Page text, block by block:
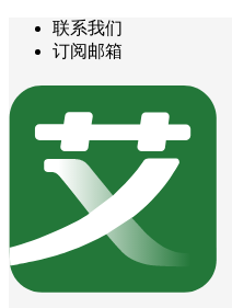
联系我们
订阅邮箱